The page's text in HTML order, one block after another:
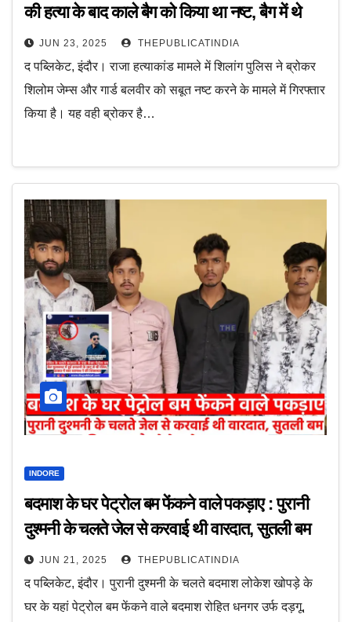
की हत्या के बाद काले बैग को किया था नष्ट, बैग में थे
पांच लाख, पिस्टल और सोने की चैन सहित अन्य सबूत
JUN 23, 2025 THEPUBLICATINDIA
द पब्लिकेट, इंदौर। राजा हत्याकांड मामले में शिलांग पुलिस ने ब्रोकर
शिलोम जेम्स और गार्ड बलवीर को सबूत नष्ट करने के मामले में गिरफ्तार
किया है। यह वही ब्रोकर है…
INDORE
बदमाश के घर पेट्रोल बम फेंकने वाले पकड़ाए : पुरानी
दुश्मनी के चलते जेल से करवाई थी वारदात, सुतली बम
की बारूद और पेट्रोल से बनाया था बम
JUN 21, 2025 THEPUBLICATINDIA
द पब्लिकेट, इंदौर। पुरानी दुश्मनी के चलते बदमाश लोकेश खोपड़े के
घर के यहां पेट्रोल बम फेंकने वाले बदमाश रोहित धनगर उर्फ दड़गू,